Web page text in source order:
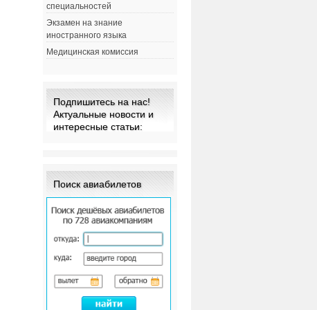
специальностей
Экзамен на знание
иностранного языка
Медицинская комиссия
Подпишитесь на нас!
Актуальные новости и
интересные статьи:
Поиск авиабилетов